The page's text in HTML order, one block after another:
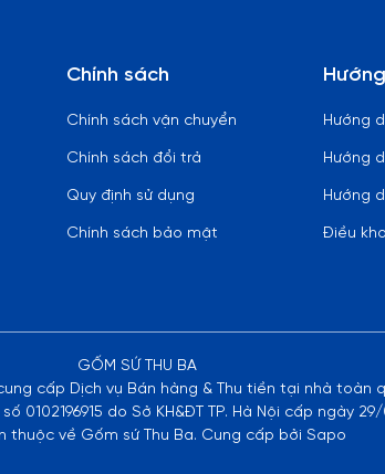
Chính sách
Chính sách vận chuyển
Chính sách đổi trả
Quy định sử dụng
Chính sách bảo mật
Hướng
Hướng
Hướng
Điều
GỐM SỨ THU BA
cung cấp Dịch vụ Bán hàng & Thu tiền tại nhà toàn
0102196915 do Sở KH&ĐT TP. Hà Nội cấp ngày
thuộc về Gốm sứ Thu Ba. Cung cấp bởi Sapo